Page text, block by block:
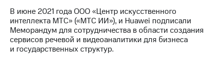
В июне 2021 года ООО «Центр искусственного
интеллекта МТС» («МТС ИИ»), и Huawei подписали
Меморандум для сотрудничества в области создания
сервисов речевой и видеоаналитики для бизнеса
и государственных структур.